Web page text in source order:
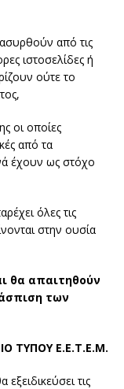
από τις
ιστοσελίδες ή
ούτε το
οι οποίες
από τα
έχουν ως στόχο
όλες τις
στην ουσία
θα απαιτηθούν
των
ΤΥΠΟΥ Ε.Ε.Τ.Ε.Μ.
τις